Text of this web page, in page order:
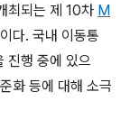
최되는 제 10차 M
다. 국내 이동통
진행 중에 있으
화 등에 대해 소극